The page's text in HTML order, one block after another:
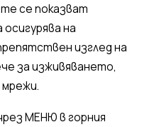
се показват
на
изглед на
за изживяването,
МЕНЮ в горния